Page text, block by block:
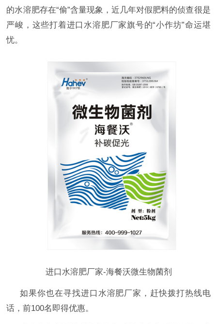
的水溶肥存在“偷”含量现象，近几年对假肥料的侦查很是
严峻，这些打着进口水溶肥厂家旗号的“小作坊”命运堪
忧。
进口水溶肥厂家-海餐沃微生物菌剂
如果你也在寻找进口水溶肥厂家 ，赶快拨打热线电
话，前100名即得优惠。